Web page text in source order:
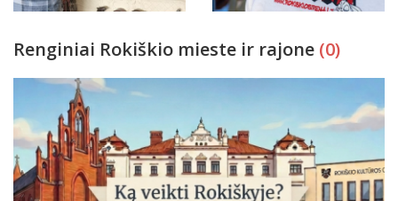
Renginiai Rokiškio mieste ir rajone (0)